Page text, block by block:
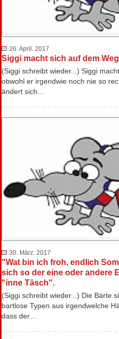
26. April. 2017
Siggi macht sich auf dem
(Siggi schreibt wieder...) Siggi
obwohl er irgendwie noch nie so
ändert sich…
30. März. 2017
"Wat bin ich froh, endlich
sich so der eine oder andere
"inne Täsch".
(Siggi schreibt wieder...) Die Bärte
bartlose Typen aus irgendwelche
dass der…